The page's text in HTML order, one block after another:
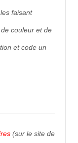
faisant
couleur et de
et code un
(sur le site de